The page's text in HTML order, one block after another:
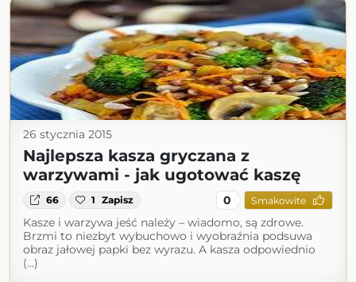
26 stycznia 2015
Najlepsza kasza gryczana z
warzywami - jak ugotować kaszę
66 1 Zapisz 0 Smakowite
Kasze i warzywa jeść należy – wiadomo, są zdrowe.
Brzmi to niezbyt wybuchowo i wyobraźnia podsuwa
obraz jałowej papki bez wyrazu. A kasza odpowiednio
(...)